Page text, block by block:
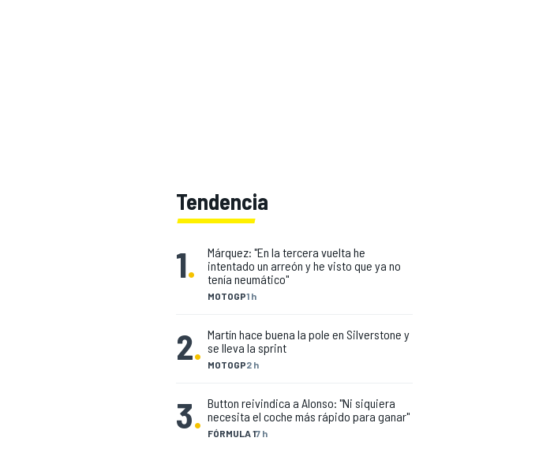
Tendencia
1.
MOTOGP1 h
Márquez: "En la tercera vuelta he
intentado un arreón y he visto que ya no
tenía neumático"
2. MOTOGP2 h
Martín hace buena la pole en Silverstone y
se lleva la sprint
3. FÓRMULA 17 h
Button reivindica a Alonso: "Ni siquiera
necesita el coche más rápido para ganar"